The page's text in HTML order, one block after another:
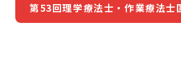
第53回理学療法士・作業療法士